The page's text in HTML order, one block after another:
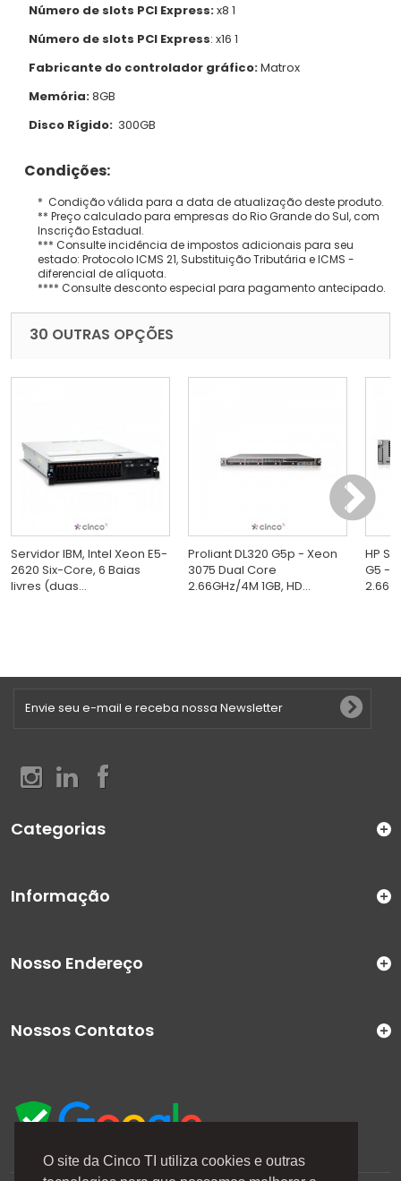
O site da Cinco TI utiliza cookies e outras
Número de slots PCI Express:x8 1
Número de slots PCI Express: x16 1
Fabricante do controlador gráfico:Matrox
Memória:8GB
Disco Rígido: 300GB
Condições:
* Condição válida para a data de atualização deste produto.
** Preço calculado para empresas do Rio Grande do Sul, com
Inscrição Estadual.
*** Consulte incidência de impostos adicionais para seu
estado: Protocolo ICMS 21, Substituição Tributária e ICMS -
diferencial de alíquota.
**** Consulte desconto especial para pagamento antecipado.
30 OUTRAS OPÇÕES
Servidor IBM, Intel Xeon E5-
2620 Six-Core, 6 Baias
livres (duas...
Proliant DL320 G5p - Xeon
3075 Dual Core
2.66GHz/4M 1GB, HD...
HP
G5 -
Categorias
Informação
Nosso Endereço
Nossos Contatos